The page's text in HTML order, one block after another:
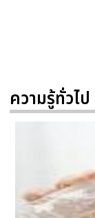
ความรู้ทั่วไป